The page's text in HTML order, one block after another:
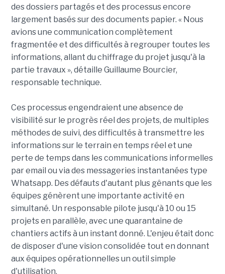
des dossiers partagés et des processus encore
largement basés sur des documents papier. « Nous
avions une communication complètement
fragmentée et des difficultés à regrouper toutes les
informations, allant du chiffrage du projet jusqu'à la
partie travaux », détaille Guillaume Bourcier,
responsable technique.
Ces processus engendraient une absence de
visibilité sur le progrès réel des projets, de multiples
méthodes de suivi, des difficultés à transmettre les
informations sur le terrain en temps réel et une
perte de temps dans les communications informelles
par email ou via des messageries instantanées type
Whatsapp. Des défauts d'autant plus gênants que les
équipes génèrent une importante activité en
simultané. Un responsable pilote jusqu'à 10 ou 15
projets en parallèle, avec une quarantaine de
chantiers actifs à un instant donné. L'enjeu était donc
de disposer d'une vision consolidée tout en donnant
aux équipes opérationnelles un outil simple
d'utilisation.